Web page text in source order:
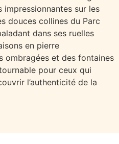
climatisation, bureau privé,
extérieur en pierre, vue sur Le
baignoire, douche, double
cm), vue jardin et salle de bains
x 190 cm) ou lit double si vous
de bains attenante avec douche,
impressionnantes sur les
douces collines du Parc
dans ses ruelles
en pierre
ombragées et des fontaines
pour ceux qui
l’authenticité de la